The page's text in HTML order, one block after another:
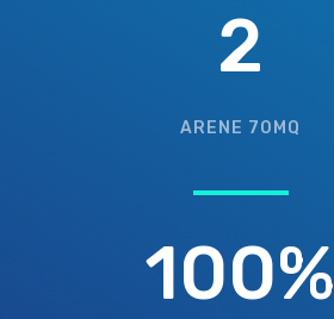
2
ARENE 70MQ
100%